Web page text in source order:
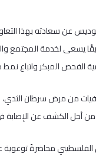
عن سعادته بهذا
يسعى لخدمة المجتمع
الفحص المبكر واتباع
من مرض سرطان
أجل الكشف عن الإصابة
محاضرةً توعوية